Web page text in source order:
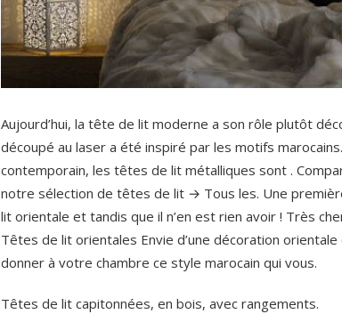
Aujourd’hui, la tête de lit moderne a son rôle plutôt
découpé au laser a été inspiré par les motifs
contemporain, les têtes de lit métalliques sont .
notre sélection de têtes de lit → Tous les. Une
lit orientale et tandis que il n’en est rien avoir ! Très
Têtes de lit orientales Envie d’une décoration
donner à votre chambre ce style marocain qui vous.
Têtes de lit capitonnées, en bois, avec rangements.